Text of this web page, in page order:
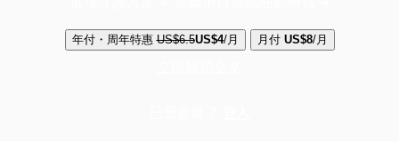
年付・周年特惠 US$6.5US$4/月 月付 US$8/月